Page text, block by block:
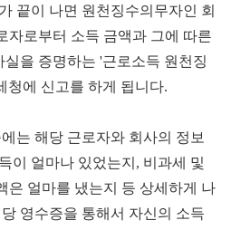
끝이 나면 원천징수의무자인 회
자로부터 소득 금액과 그에 따른
을 증명하는 '근로소득 원천징
청에 신고를 하게 됩니다.
는 해당 근로자와 회사의 정보
이 얼마나 있었는지, 비과세 및
은 얼마를 냈는지 등 상세하게 나
영수증을 통해서 자신의 소득